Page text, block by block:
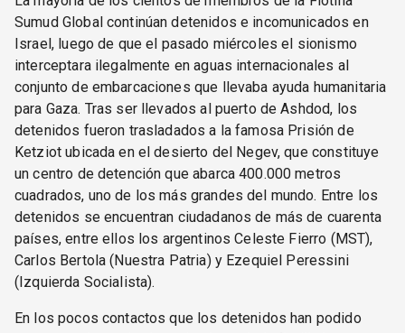
Sumud Global continúan detenidos e incomunicados en
Israel, luego de que el pasado miércoles el sionismo
interceptara ilegalmente en aguas internacionales al
conjunto de embarcaciones que llevaba ayuda humanitaria
para Gaza. Tras ser llevados al puerto de Ashdod, los
detenidos fueron trasladados a la famosa Prisión de
Ketziot ubicada en el desierto del Negev, que constituye
un centro de detención que abarca 400.000 metros
cuadrados, uno de los más grandes del mundo. Entre los
detenidos se encuentran ciudadanos de más de cuarenta
países, entre ellos los argentinos Celeste Fierro (MST),
Carlos Bertola (Nuestra Patria) y Ezequiel Peressini
(Izquierda Socialista).
En los pocos contactos que los detenidos han podido